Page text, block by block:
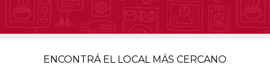
ENCONTRÁ EL LOCAL MÁS CERCANO